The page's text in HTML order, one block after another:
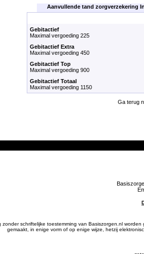
Aanvullende tand zorgverzekering
Gebitactief
Maximal vergoeding 225
Gebitactief Extra
Maximal vergoeding 450
Gebitactief Top
Maximal vergoeding 900
Gebitactief Totaal
Maximal vergoeding 1150
Ga terug
zonder schriftelijke toestemming van Basiszorgen.nl
gemaakt, in enige vorm of op enige wijze, hetzij